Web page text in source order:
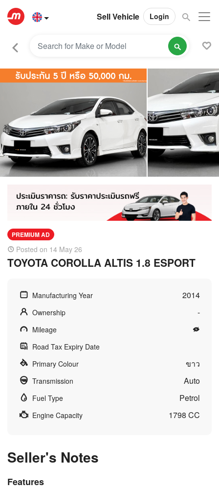
Sell Vehicle Login
PREMIUM AD
Posted on 14 May 26
TOYOTA COROLLA ALTIS 1.8 ESPORT
Manufacturing Year 2014
Ownership -
Mileage
Road Tax Expiry Date
Primary Colour
ขาว
Transmission Auto
Fuel Type Petrol
Engine Capacity 1798 CC
Seller's Notes
Features